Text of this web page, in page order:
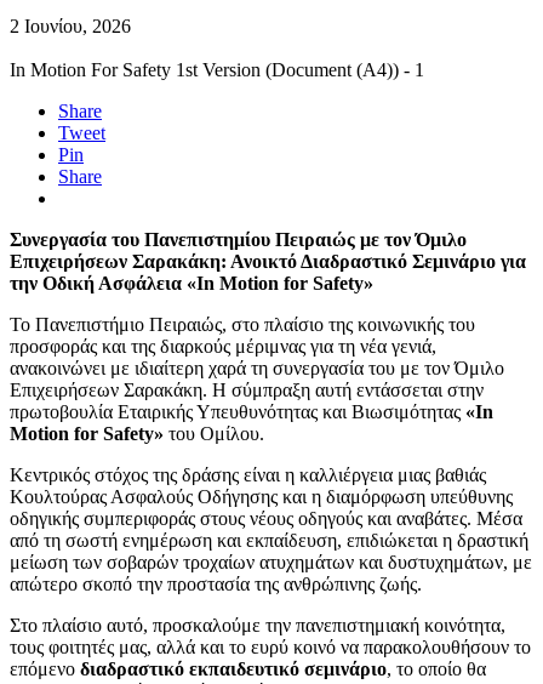
2 Ιουνίου, 2026
In Motion For Safety 1st Version (Document (A4)) - 1
Share
Tweet
Pin
Share
Συνεργασία του Πανεπιστημίου Πειραιώς με τον Όμιλο
Επιχειρήσεων Σαρακάκη: Ανοικτό Διαδραστικό Σεμινάριο για
την Οδική Ασφάλεια «In Motion for Safety»
Το Πανεπιστήμιο Πειραιώς, στο πλαίσιο της κοινωνικής του
προσφοράς και της διαρκούς μέριμνας για τη νέα γενιά,
ανακοινώνει με ιδιαίτερη χαρά τη συνεργασία του με τον Όμιλο
Επιχειρήσεων Σαρακάκη. Η σύμπραξη αυτή εντάσσεται στην
πρωτοβουλία Εταιρικής Υπευθυνότητας και Βιωσιμότητας «In
Motion for Safety» του Ομίλου.
Κεντρικός στόχος της δράσης είναι η καλλιέργεια μιας βαθιάς
Κουλτούρας Ασφαλούς Οδήγησης και η διαμόρφωση υπεύθυνης
οδηγικής συμπεριφοράς στους νέους οδηγούς και αναβάτες. Μέσα
από τη σωστή ενημέρωση και εκπαίδευση, επιδιώκεται η δραστική
μείωση των σοβαρών τροχαίων ατυχημάτων και δυστυχημάτων, με
απώτερο σκοπό την προστασία της ανθρώπινης ζωής.
Στο πλαίσιο αυτό, προσκαλούμε την πανεπιστημιακή κοινότητα,
τους φοιτητές μας, αλλά και το ευρύ κοινό να παρακολουθήσουν το
επόμενο διαδραστικό εκπαιδευτικό σεμινάριο, το οποίο θα